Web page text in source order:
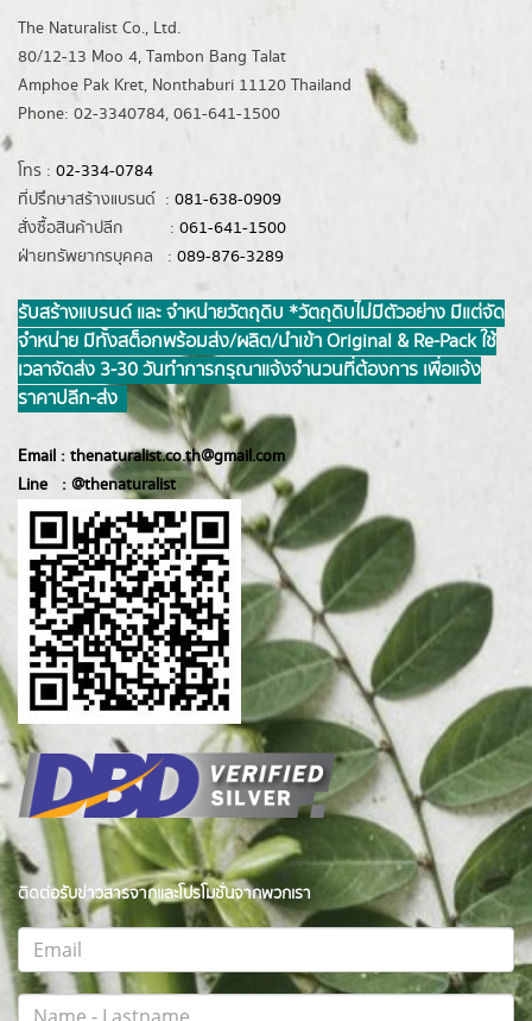
The Naturalist Co., Ltd.
80/12-13 Moo 4, Tambon Bang Talat
Amphoe Pak Kret, Nonthaburi 11120 Thailand
Phone: 02-3340784, 061-641-1500
โทร : 02-334-0784
ที่ปรึกษาสร้างแบรนด์ : 081-638-0909
สั่งซื้อสินค้าปลีก : 061-641-1500
ฝ่ายทรัพยากรบุคคล : 089-876-3289
รับสร้างแบรนด์ และ จำหน่ายวัตถุดิบ *วัตถุดิบไม่มีตัวอย่าง มีแต่จัด
จำหน่าย มีทั้งสต็อกพร้อมส่ง/ผลิต/นำเข้า Original & Re-Pack ใช้
เวลาจัดส่ง 3-30 วันทำการ กรุณาแจ้งจำนวนที่ต้องการ เพื่อแจ้ง
ราคาปลีก-ส่ง
Email : thenaturalist.co.th@gmail.com
Line : @thenaturalist
ติดต่อรับข่าวสารจากและโปรโมชั่นจากพวกเรา